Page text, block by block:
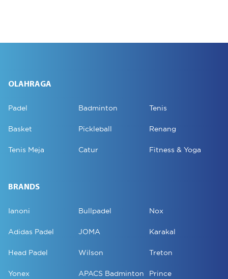
OLAHRAGA
Padel Badminton Tenis
Basket Pickleball Renang
Tenis Meja Catur Fitness & Yoga
BRANDS
Ianoni Bullpadel Nox
Adidas Padel JOMA Karakal
Head Padel Wilson Treton
Yonex APACS Badminton Prince